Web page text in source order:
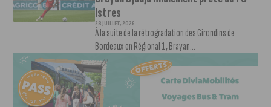
Istres
28 JUILLET, 2026
À la suite de la rétrogradation des Girondins de
Bordeaux en Régional 1, Brayan...